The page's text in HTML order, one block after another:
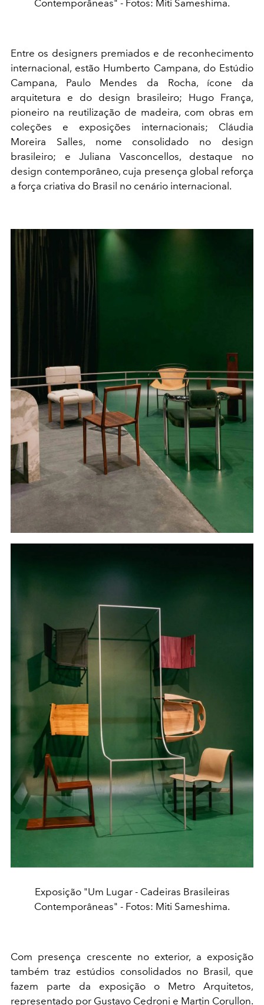
Contemporâneas" - Fotos: Miti Sameshima.
Entre os designers premiados e de reconhecimento
internacional, estão Humberto Campana, do Estúdio
Campana, Paulo Mendes da Rocha, ícone da
arquitetura e do design brasileiro; Hugo França,
pioneiro na reutilização de madeira, com obras em
coleções e exposições internacionais; Cláudia
Moreira Salles, nome consolidado no design
brasileiro; e Juliana Vasconcellos, destaque no
design contemporâneo, cuja presença global reforça
a força criativa do Brasil no cenário internacional.
Exposição "Um Lugar - Cadeiras Brasileiras
Contemporâneas" - Fotos: Miti Sameshima.
Com presença crescente no exterior, a exposição
também traz estúdios consolidados no Brasil, que
fazem parte da exposição o Metro Arquitetos,
representado por Gustavo Cedroni e Martin Corullon.